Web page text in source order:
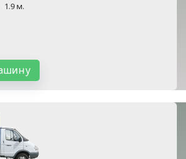
1.9 м.